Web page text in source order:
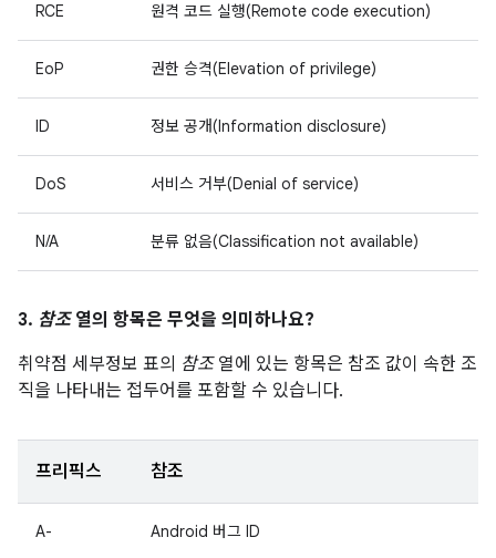
RCE 원격 코드 실행(Remote code execution)
EoP 권한 승격(Elevation of privilege)
ID 정보 공개(Information disclosure)
DoS 서비스 거부(Denial of service)
N/A 분류 없음(Classification not available)
3. 참조열의 항목은 무엇을 의미하나요?
취약점 세부정보 표의 참조열에 있는 항목은 참조 값이 속한 조
직을 나타내는 접두어를 포함할 수 있습니다.
프리픽스 참조
A- Android 버그 ID